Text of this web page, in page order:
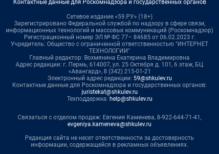
Контактные данные для Роскомнадзора и государственных органов
Сетевое издание «59.РУ» (18+)
Зарегистрировано Федеральной службой по надзору в сфере связи,
информационных технологий и массовых коммуникаций (Роскомнадзор)
Регистрационный номер ЭЛ № ФС 77– 84685 от 06.02.2023 г.
Учредитель: Общество с ограниченной ответственностью "ИНТЕРНЕТ
ТЕХНОЛОГИИ"
Главный редактор: Вохмянина Екатерина Владимировна
Адрес редакции: г. Пермь, 614007, ул. 25 Октября д. 101, 6 этаж, БЦ
«Авангард», 8 (342) 215-01-21
Электронный адрес редакции: 59@shkulev.ru
Контактные данные для Роскомнадзора и государственных органов:
juristekat@shkulev.ru
Техподдержка: help@shkulev.ru
Связаться с отделом продаж: Евгения Каменева, 8-922-644-71-41,
evgeniya.kameneva@shkulev.ru
Редакция сайта не несет ответственности за достоверность
информации, содержащейся в рекламных объявлениях.